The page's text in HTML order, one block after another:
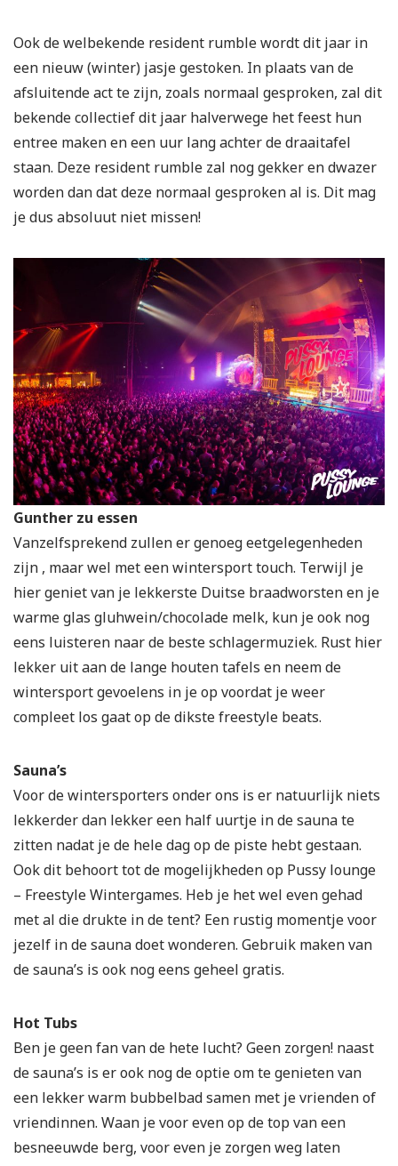
Ook de welbekende resident rumble wordt dit jaar in
een nieuw (winter) jasje gestoken. In plaats van de
afsluitende act te zijn, zoals normaal gesproken, zal dit
bekende collectief dit jaar halverwege het feest hun
entree maken en een uur lang achter de draaitafel
staan. Deze resident rumble zal nog gekker en dwazer
worden dan dat deze normaal gesproken al is. Dit mag
je dus absoluut niet missen!
Gunther zu essen
Vanzelfsprekend zullen er genoeg eetgelegenheden
zijn , maar wel met een wintersport touch. Terwijl je
hier geniet van je lekkerste Duitse braadworsten en je
warme glas gluhwein/chocolade melk, kun je ook nog
eens luisteren naar de beste schlagermuziek. Rust hier
lekker uit aan de lange houten tafels en neem de
wintersport gevoelens in je op voordat je weer
compleet los gaat op de dikste freestyle beats.
Sauna’s
Voor de wintersporters onder ons is er natuurlijk niets
lekkerder dan lekker een half uurtje in de sauna te
zitten nadat je de hele dag op de piste hebt gestaan.
Ook dit behoort tot de mogelijkheden op Pussy lounge
– Freestyle Wintergames. Heb je het wel even gehad
met al die drukte in de tent? Een rustig momentje voor
jezelf in de sauna doet wonderen. Gebruik maken van
de sauna’s is ook nog eens geheel gratis.
Hot Tubs
Ben je geen fan van de hete lucht? Geen zorgen! naast
de sauna’s is er ook nog de optie om te genieten van
een lekker warm bubbelbad samen met je vrienden of
vriendinnen. Waan je voor even op de top van een
besneeuwde berg, voor even je zorgen weg laten